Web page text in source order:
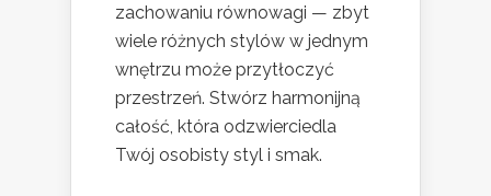
zachowaniu równowagi — zbyt
wiele różnych stylów w jednym
wnętrzu może przytłoczyć
przestrzeń. Stwórz harmonijną
całość, która odzwierciedla
Twój osobisty styl i smak.